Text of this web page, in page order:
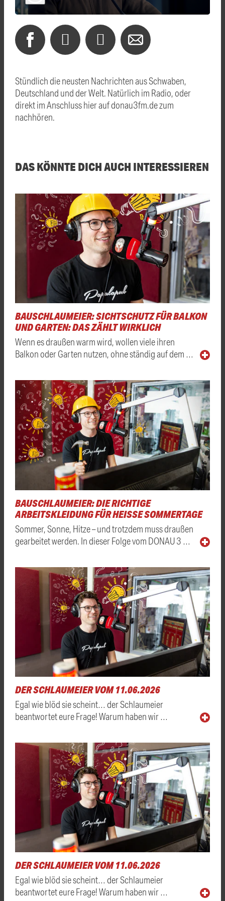
Stündlich die neusten Nachrichten aus Schwaben,
Deutschland und der Welt. Natürlich im Radio, oder
direkt im Anschluss hier auf donau3fm.de zum
nachhören.
DAS KÖNNTE DICH AUCH INTERESSIEREN
BAUSCHLAUMEIER: SICHTSCHUTZ FÜR BALKON
UND GARTEN: DAS ZÄHLT WIRKLICH
Wenn es draußen warm wird, wollen viele ihren
Balkon oder Garten nutzen, ohne ständig auf dem …
BAUSCHLAUMEIER: DIE RICHTIGE
ARBEITSKLEIDUNG FÜR HEISSE SOMMERTAGE
Sommer, Sonne, Hitze – und trotzdem muss draußen
gearbeitet werden. In dieser Folge vom DONAU 3 …
DER SCHLAUMEIER VOM 11.06.2026
Egal wie blöd sie scheint… der Schlaumeier
beantwortet eure Frage! Warum haben wir …
DER SCHLAUMEIER VOM 11.06.2026
Egal wie blöd sie scheint… der Schlaumeier
beantwortet eure Frage! Warum haben wir …